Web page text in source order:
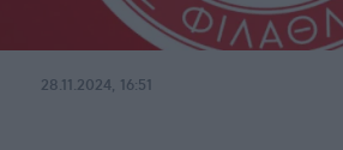
28.11.2024, 16:51